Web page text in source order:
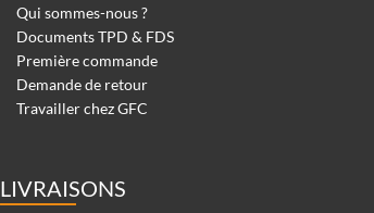
Qui sommes-nous ?
Documents TPD & FDS
Première commande
Demande de retour
Travailler chez GFC
LIVRAISONS